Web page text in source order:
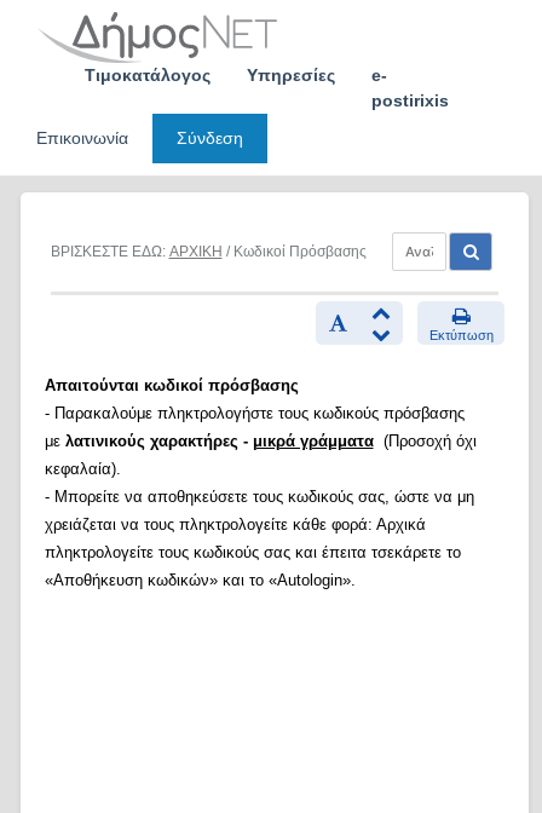
Τιμοκατάλογος Υπηρεσίες
e-
postirixis
Επικοινωνία
Σύνδεση
ΒΡΙΣΚΕΣΤΕ ΕΔΩ: ΑΡΧΙΚΗ / Κωδικοί Πρόσβασης
Εκτύπωση
Απαιτούνται κωδικοί πρόσβασης
- Παρακαλούμε πληκτρολογήστε τους κωδικούς πρόσβασης
με λατινικούς χαρακτήρες - μικρά γράμματα(Προσοχή όχι
κεφαλαία).
- Μπορείτε να αποθηκεύσετε τους κωδικούς σας, ώστε να μη
χρειάζεται να τους πληκτρολογείτε κάθε φορά: Αρχικά
πληκτρολογείτε τους κωδικούς σας και έπειτα τσεκάρετε το
«Αποθήκευση κωδικών» και το «Autologin».